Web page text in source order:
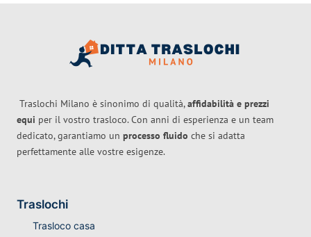
Traslochi Milano è sinonimo di qualità,affidabilità e prezzi
equi per il vostro trasloco. Con anni di esperienza e un team
dedicato, garantiamo un processo fluido che si adatta
perfettamente alle vostre esigenze.
Traslochi
Trasloco casa